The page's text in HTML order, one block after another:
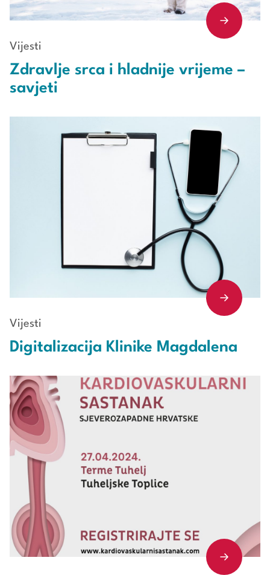
Vijesti
Zdravlje srca i hladnije vrijeme –
savjeti
Vijesti
Digitalizacija Klinike Magdalena